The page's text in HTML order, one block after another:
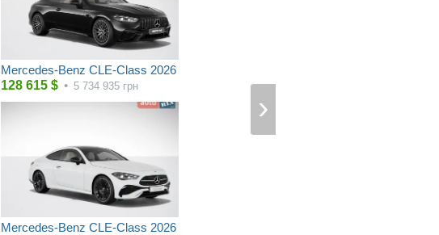
Mercedes-Benz CLE-Class 2026
128 615 $ • 5 734 935 грн
Mercedes-Benz CLE-Class 2026